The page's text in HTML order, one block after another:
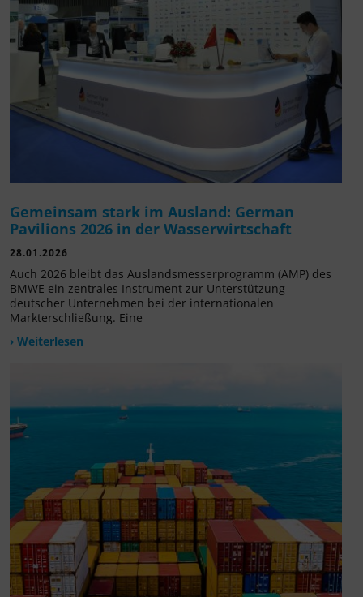
Gemeinsam stark im Ausland: German
Pavilions 2026 in der Wasserwirtschaft
28.01.2026
Auch 2026 bleibt das Auslandsmesserprogramm (AMP) des
BMWE ein zentrales Instrument zur Unterstützung
deutscher Unternehmen bei der internationalen
Markterschließung. Eine
› Weiterlesen